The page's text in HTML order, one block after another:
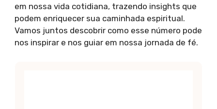
em nossa vida cotidiana, trazendo insights que
podem enriquecer sua caminhada espiritual.
Vamos juntos descobrir como esse número pode
nos inspirar e nos guiar em nossa jornada de fé.